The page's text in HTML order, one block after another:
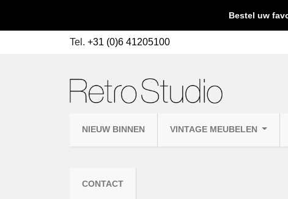
Bestel uw
Tel. +31 (0)6 41205100
NIEUW BINNEN VINTAGE MEUBELEN
CONTACT